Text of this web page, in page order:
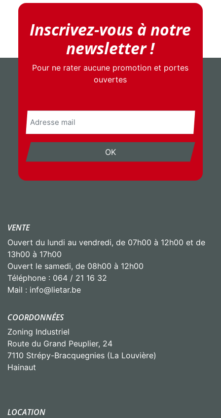
Inscrivez-vous à notre
newsletter !
Pour ne rater aucune promotion et portes
ouvertes
E-
mail
OK
VENTE
Ouvert du lundi au vendredi, de 07h00 à 12h00 et de
13h00 à 17h00
Ouvert le samedi, de 08h00 à 12h00
Téléphone : 064 / 21 16 32
Mail : info@lietar.be
COORDONNÉES
Zoning Industriel
Route du Grand Peuplier, 24
7110 Strépy-Bracquegnies (La Louvière)
Hainaut
LOCATION